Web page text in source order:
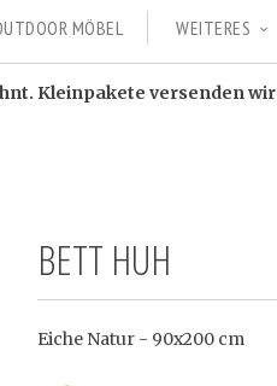
MÖBEL WEITERES
Kleinpakete versenden wir
BETT HUH
Eiche Natur - 90x200 cm